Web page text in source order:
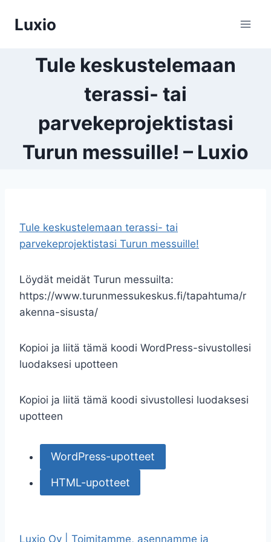
sisältöön
Luxio
Tule keskustelemaan
terassi- tai
parvekeprojektistasi
Turun messuille! – Luxio
Tule keskustelemaan terassi- tai
parvekeprojektistasi Turun messuille!
Löydät meidät Turun messuilta:
https://www.turunmessukeskus.fi/tapahtuma/r
akenna-sisusta/
Kopioi ja liitä tämä koodi WordPress-sivustollesi
luodaksesi upotteen
Kopioi ja liitä tämä koodi sivustollesi luodaksesi
upotteen
WordPress-upotteet
HTML-upotteet
Luxio Oy | Toimitamme, asennamme ja